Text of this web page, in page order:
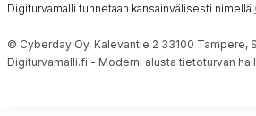
Digiturvamalli tunnetaan kansainvälisesti nimellä
© Cyberday Oy, Kalevantie 2 33100 Tampere,
Digiturvamalli.fi - Moderni alusta tietoturvan